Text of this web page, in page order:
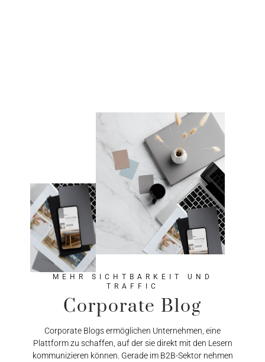
MEHR SICHTBARKEIT UND
TRAFFIC
Corporate Blog
Corporate Blogs ermöglichen Unternehmen, eine
Plattform zu schaffen, auf der sie direkt mit den Lesern
kommunizieren können. Gerade im B2B-Sektor nehmen